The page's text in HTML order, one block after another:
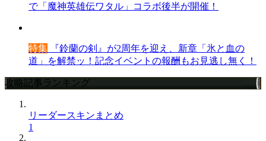
で「魔神英雄伝ワタル」コラボ後半が開催！
特集 『鈴蘭の剣』が2周年を迎え、新章「氷と血の
道」を解禁ッ！記念イベントの報酬もお見逃し無く！
攻略記事ランキング
リーダースキンまとめ
1